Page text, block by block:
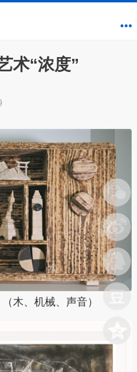
术“浓度”
木、机械、声音）